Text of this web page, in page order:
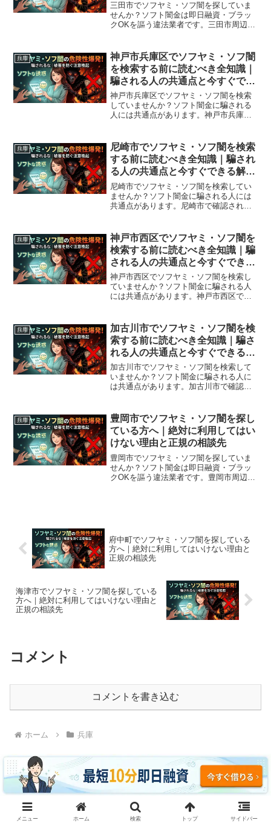
三田市でソフヤミ・ソフ闇を探していま
せんか？ソフト闇金は即日融資・ブラッ
クOKを謳う違法業者です。三田市周辺で
読みください。
兵庫
神戸市兵庫区でソフヤミ・ソフ闇
を検索する前に読むべき全知識｜
騙される人の共通点と今すぐでき
る解決策
神戸市兵庫区でソフヤミ・ソフ闇を検索
していませんか？ソフト闇金に騙される
人には共通点があります。神戸市兵庫区
対処法、神戸市兵庫区から利用できる無
料相談先まで完全解説。
兵庫
尼崎市でソフヤミ・ソフ闇を検索
する前に読むべき全知識｜騙され
る人の共通点と今すぐできる解決
策
尼崎市でソフヤミ・ソフ闇を検索してい
ませんか？ソフト闇金に騙される人には
共通点があります。尼崎市で確認されて
市から利用できる無料相談先まで完全解
説。
兵庫
神戸市西区でソフヤミ・ソフ闇を
検索する前に読むべき全知識｜騙
される人の共通点と今すぐできる
解決策
神戸市西区でソフヤミ・ソフ闇を検索し
ていませんか？ソフト闇金に騙される人
には共通点があります。神戸市西区で確
法、神戸市西区から利用できる無料相談
先まで完全解説。
兵庫
加古川市でソフヤミ・ソフ闇を検
索する前に読むべき全知識｜騙さ
れる人の共通点と今すぐできる解
決策
加古川市でソフヤミ・ソフ闇を検索して
いませんか？ソフト闇金に騙される人に
は共通点があります。加古川市で確認さ
加古川市から利用できる無料相談先まで
完全解説。
兵庫
豊岡市でソフヤミ・ソフ闇を探し
ている方へ｜絶対に利用してはい
けない理由と正規の相談先
豊岡市でソフヤミ・ソフ闇を探していま
せんか？ソフト闇金は即日融資・ブラッ
クOKを謳う違法業者です。豊岡市周辺で
府中町でソフヤミ・ソフ闇を探している
方へ｜絶対に利用してはいけない理由と
正規の相談先
海津市でソフヤミ・ソフ闇を探している
方へ｜絶対に利用してはいけない理由と
正規の相談先
コメント
コメントを書き込む
ホーム 兵庫
ソフヤミ・ソフ闇に騙されるな｜即日融資・ブラッ
メニュー ホーム 検索 トップ サイドバー